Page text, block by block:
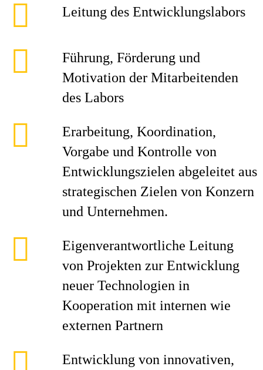
Leitung des Entwicklungslabors
Führung, Förderung und
Motivation der Mitarbeitenden
des Labors
Erarbeitung, Koordination,
Vorgabe und Kontrolle von
Entwicklungszielen abgeleitet aus
strategischen Zielen von Konzern
und Unternehmen.
Eigenverantwortliche Leitung
von Projekten zur Entwicklung
neuer Technologien in
Kooperation mit internen wie
externen Partnern
Entwicklung von innovativen,